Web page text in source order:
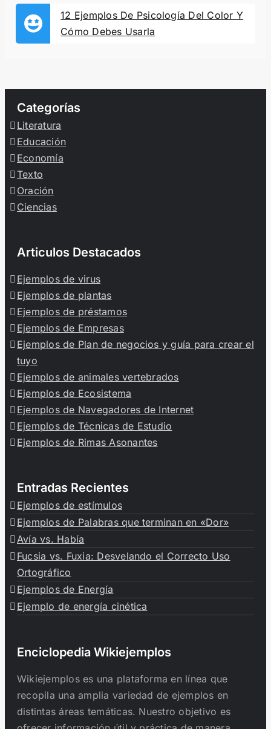
12 Ejemplos De Psicología Del Color Y
Cómo Debes Usarla
Categorías
Literatura
Educación
Economía
Texto
Oración
Ciencias
Articulos Destacados
Ejemplos de virus
Ejemplos de plantas
Ejemplos de préstamos
Ejemplos de Empresas
Ejemplos de Plan de negocios y guía para crear el
tuyo
Ejemplos de animales vertebrados
Ejemplos de Ecosistema
Ejemplos de Navegadores de Internet
Ejemplos de Técnicas de Estudio
Ejemplos de Rimas Asonantes
Entradas Recientes
Ejemplos de estímulos
Ejemplos de Palabras que terminan en «Dor»
Avía vs. Había
Fucsia vs. Fuxia: Desvelando el Correcto Uso
Ortográfico
Ejemplos de Energía
Ejemplo de energía cinética
Enciclopedia Wikiejemplos
Wikiejemplos es una plataforma en línea que
recopila una amplia variedad de ejemplos en
distintas áreas temáticas. Nuestro objetivo es